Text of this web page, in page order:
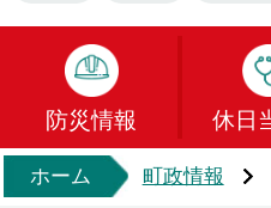
防災情報 休日
ホーム 町政情報